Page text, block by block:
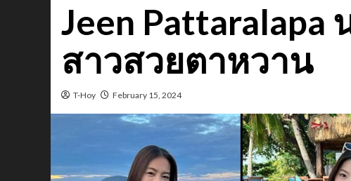
Jeen Pattaralapa
สาวสวยตาหวาน
T-Hoy February 15, 2024